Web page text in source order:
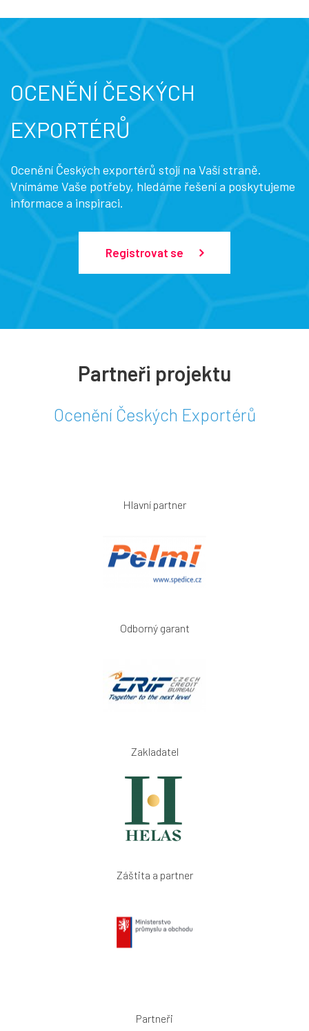
OCENĚNÍ ČESKÝCH
EXPORTÉRŮ
Ocenění Českých exportérů stojí na Vaší straně.
Vnímáme Vaše potřeby, hledáme řešení a poskytujeme
informace a inspiraci.
Registrovat se
Partneři projektu
Ocenění Českých Exportérů
Hlavní partner
Odborný garant
Zakladatel
Záštita a partner
Partneři